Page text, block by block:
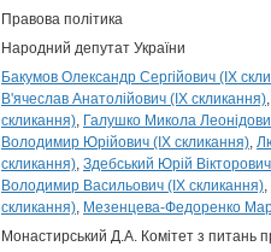
Правова політика
Народний депутат України
Бакумов Олександр Сергійович (IX
В'ячеслав Анатолійович (IX скликання)
скликання) Галушко Микола
Володимир Юрійович (IX скликання)
скликання) Здебський Юрій
Володимир Васильович (IX скликання)
скликання) Мезенцева-Федоренко
Монастирський Д.А. Комітет з питань